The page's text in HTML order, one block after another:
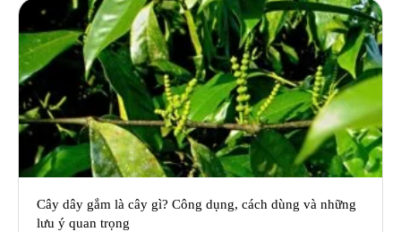
Cây dây gắm là cây gì? Công dụng, cách dùng và những
lưu ý quan trọng